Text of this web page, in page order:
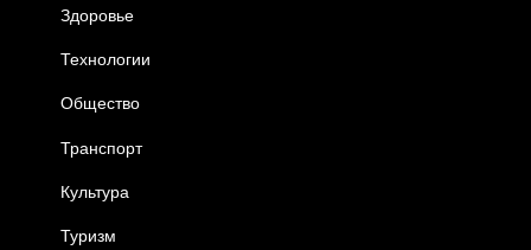
Здоровье
Технологии
Общество
Транспорт
Культура
Туризм